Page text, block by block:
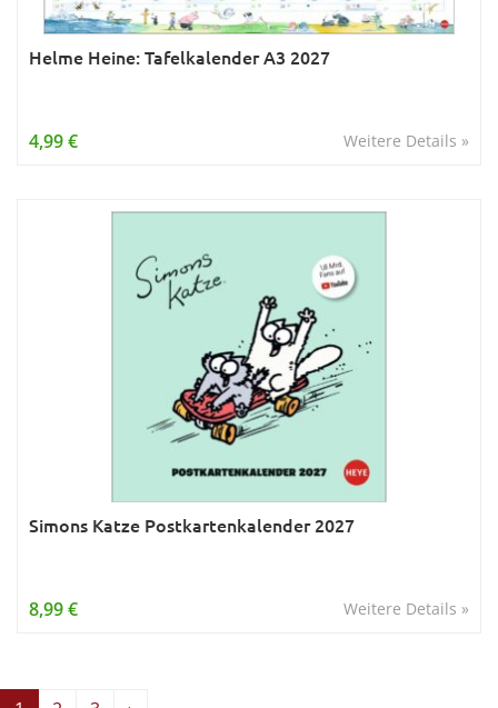
Helme Heine: Tafelkalender A3 2027
Weitere Details »
4,99 €
Simons Katze Postkartenkalender 2027
Weitere Details »
8,99 €